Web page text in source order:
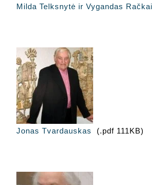
Milda Telksnytė ir Vygandas
Jonas Tvardauskas (.pdf 111KB)